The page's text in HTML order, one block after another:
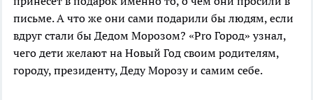
письме. А что же они сами подарили бы людям, если
вдруг стали бы Дедом Морозом? «Pro Город» узнал,
чего дети желают на Новый Год своим родителям,
городу, президенту, Деду Морозу и самим себе.